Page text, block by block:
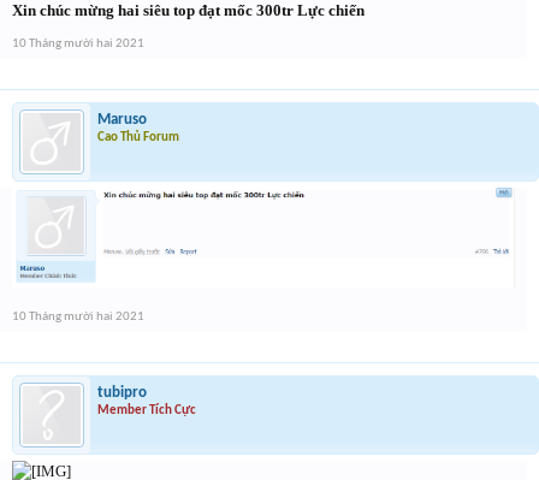
Xin chúc mừng hai siêu top đạt mốc 300tr Lực chiến
10 Tháng mười hai 2021
Maruso
Cao Thủ Forum
10 Tháng mười hai 2021
tubipro
Member Tích Cực